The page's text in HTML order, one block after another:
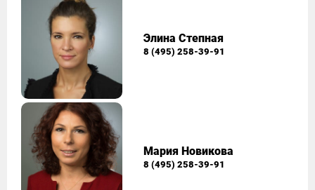
Элина Степная
8 (495) 258-39-91
Мария Новикова
8 (495) 258-39-91